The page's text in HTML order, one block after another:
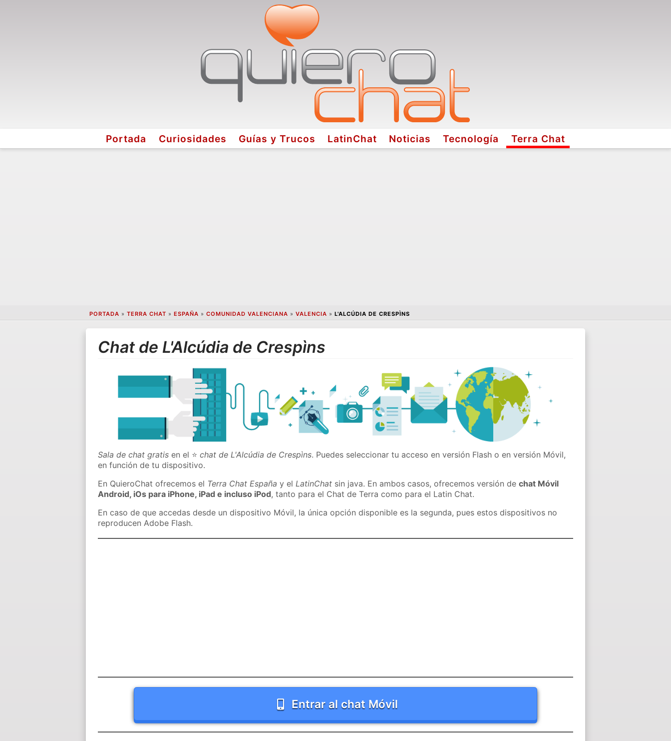
Portada Curiosidades Guías y Trucos LatinChat Noticias Tecnología Terra Chat
PORTADA » TERRA CHAT » ESPAÑA » COMUNIDAD VALENCIANA » VALENCIA » L'ALCÚDIA DE CRESPÌNS
Chat de L'Alcúdia de Crespìns
Sala de chat gratis en el ⭐chat de L'Alcúdia de Crespìns. Puedes seleccionar tu acceso en versión Flash o en versión Móvil,
en función de tu dispositivo.
En QuieroChat ofrecemos el Terra Chat España y elLatinChat sin java. En ambos casos, ofrecemos versión dechat Móvil
Android, iOs para iPhone, iPad e incluso iPod, tanto para el Chat de Terra como para el Latin Chat.
En caso de que accedas desde un dispositivo Móvil, la única opción disponible es la segunda, pues estos dispositivos no
reproducen Adobe Flash.
Entrar al chat Móvil